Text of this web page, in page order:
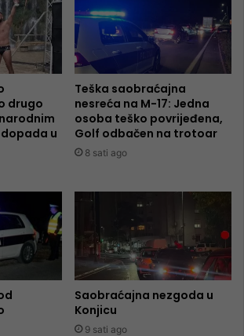
drugo
u
Teška saobraćajna
nesreća na M-17: Jedna
osoba teško povrijeđena,
Golf odbačen na trotoar
8 sati ago
Saobraćajna nezgoda u
Konjicu
9 sati ago